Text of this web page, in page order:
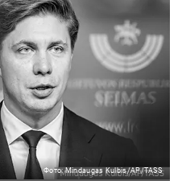
Фото: Mindaugas Kulbis/AP/TASS